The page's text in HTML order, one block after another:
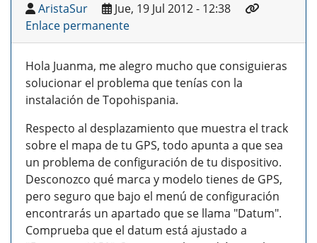
AristaSur
Jue, 19 Jul 2012 - 12:38
Enlace permanente
Hola Juanma, me alegro mucho que consiguieras
solucionar el problema que tenías con la
instalación de Topohispania.
Respecto al desplazamiento que muestra el track
sobre el mapa de tu GPS, todo apunta a que sea
un problema de configuración de tu dispositivo.
Desconozco qué marca y modelo tienes de GPS,
pero seguro que bajo el menú de configuración
encontrarás un apartado que se llama "Datum".
Comprueba que el datum está ajustado a